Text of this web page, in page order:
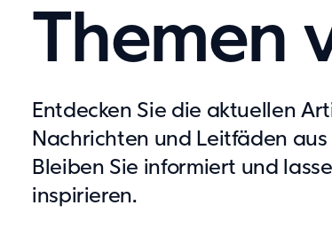
Themen
Entdecken Sie die aktuellen
Nachrichten und Leitfäden
Bleiben Sie informiert und
inspirieren.